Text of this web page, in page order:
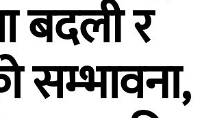
बदली र
सम्भावना,